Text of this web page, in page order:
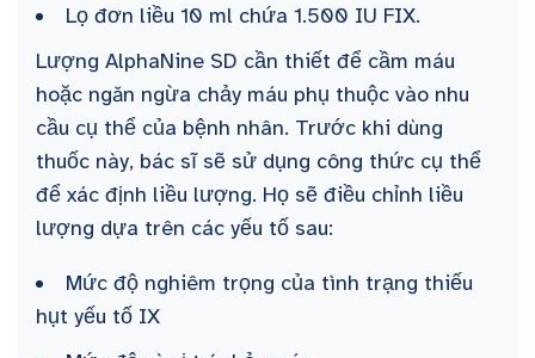
Lọ đơn liều 10 ml chứa 1.500 IU FIX.
Lượng AlphaNine SD cần thiết để cầm máu
hoặc ngăn ngừa chảy máu phụ thuộc vào nhu
cầu cụ thể của bệnh nhân. Trước khi dùng
thuốc này, bác sĩ sẽ sử dụng công thức cụ thể
để xác định liều lượng. Họ sẽ điều chỉnh liều
lượng dựa trên các yếu tố sau:
Mức độ nghiêm trọng của tình trạng thiếu
hụt yếu tố IX